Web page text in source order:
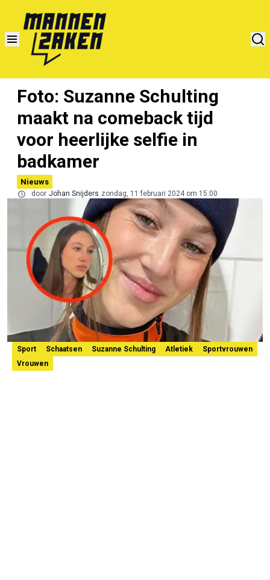
Foto: Suzanne Schulting
maakt na comeback tijd
voor heerlijke selfie in
badkamer
Nieuws
door Johan Snijders zondag, 11 februari 2024 om 15:00
Sport Schaatsen Suzanne Schulting Atletiek
Sportvrouwen
Vrouwen